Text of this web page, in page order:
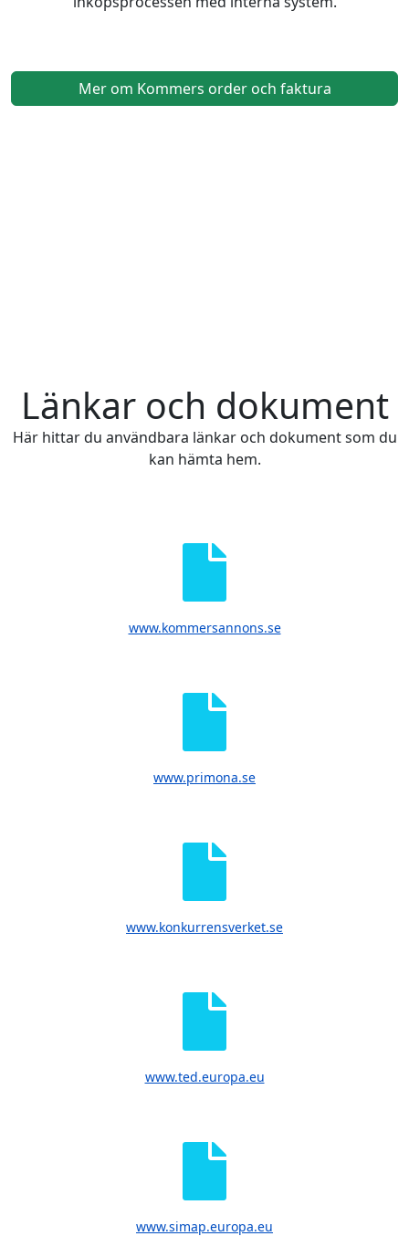
Mer om Kommers order och faktura
Länkar och dokument
Här hittar du användbara länkar och dokument som du
kan hämta hem.
www.kommersannons.se
www.primona.se
www.konkurrensverket.se
www.ted.europa.eu
www.simap.europa.eu